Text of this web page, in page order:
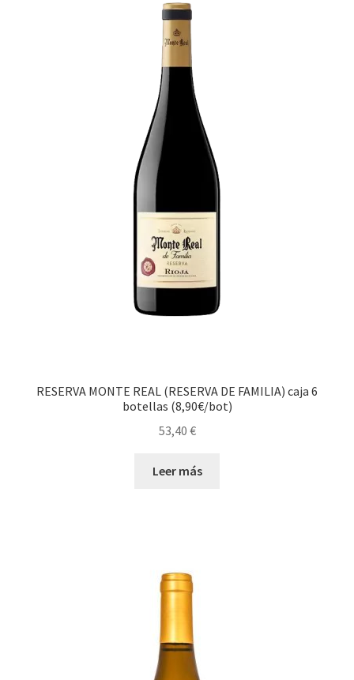
RESERVA MONTE REAL (RESERVA DE FAMILIA) caja 6
botellas (8,90€/bot)
53,40 €
Leer más